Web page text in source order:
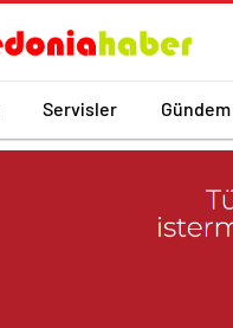
Servisler Gündem